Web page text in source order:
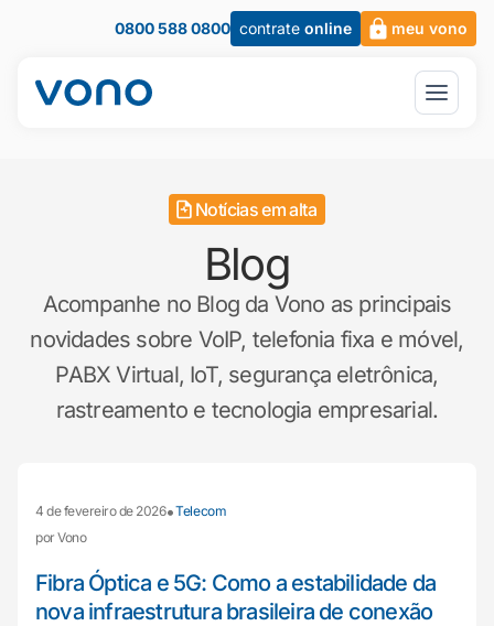
0800 588 0800 contrate online meu vono
Notícias em alta
Blog
Acompanhe no Blog da Vono as principais
novidades sobre VoIP, telefonia fixa e móvel,
PABX Virtual, IoT, segurança eletrônica,
rastreamento e tecnologia empresarial.
4 de fevereiro de 2026•Telecom
por Vono
Fibra Óptica e 5G: Como a estabilidade da
nova infraestrutura brasileira de conexão